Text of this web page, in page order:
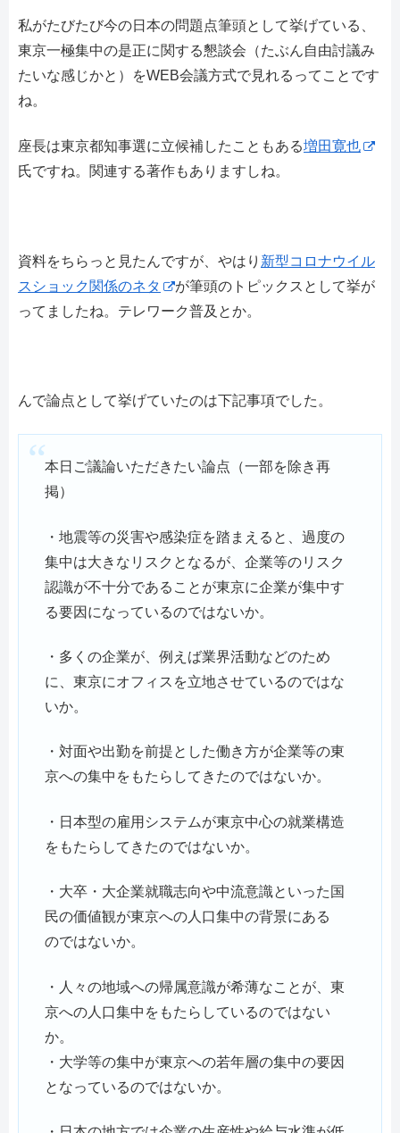
私がたびたび今の日本の問題点筆頭として挙げている、
東京一極集中の是正に関する懇談会（たぶん自由討議み
たいな感じかと）をWEB会議方式で見れるってことです
ね。
座長は東京都知事選に立候補したこともある増田寛也
氏ですね。関連する著作もありますしね。
資料をちらっと見たんですが、やはり 新型コロナウイル
スショック関係のネタ
が筆頭のトピックスとして挙が
ってましたね。テレワーク普及とか。
んで論点として挙げていたのは下記事項でした。
本日ご議論いただきたい論点（一部を除き再
掲）
・地震等の災害や感染症を踏まえると、過度の
集中は大きなリスクとなるが、企業等のリスク
認識が不十分であることが東京に企業が集中す
る要因になっているのではないか。
・多くの企業が、例えば業界活動などのため
に、東京にオフィスを立地させているのではな
いか。
・対面や出勤を前提とした働き方が企業等の東
京への集中をもたらしてきたのではないか。
・日本型の雇用システムが東京中心の就業構造
をもたらしてきたのではないか。
・大卒・大企業就職志向や中流意識といった国
民の価値観が東京への人口集中の背景にある
のではないか。
・人々の地域への帰属意識が希薄なことが、東
京への人口集中をもたらしているのではない
か。
・大学等の集中が東京への若年層の集中の要因
となっているのではないか。